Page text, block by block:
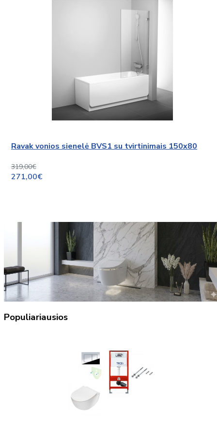
Ravak vonios sienelė BVS1 su tvirtinimais 150x80
319,00€
271,00€
Populiariausios